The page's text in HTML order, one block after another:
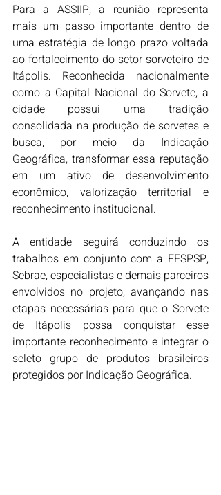
Para a ASSIIP, a reunião representa
mais um passo importante dentro de
uma estratégia de longo prazo voltada
ao fortalecimento do setor sorveteiro de
Itápolis. Reconhecida nacionalmente
como a Capital Nacional do Sorvete, a
cidade possui uma tradição
consolidada na produção de sorvetes e
busca, por meio da Indicação
Geográfica, transformar essa reputação
em um ativo de desenvolvimento
econômico, valorização territorial e
reconhecimento institucional.
A entidade seguirá conduzindo os
trabalhos em conjunto com a FESPSP,
Sebrae, especialistas e demais parceiros
envolvidos no projeto, avançando nas
etapas necessárias para que o Sorvete
de Itápolis possa conquistar esse
importante reconhecimento e integrar o
seleto grupo de produtos brasileiros
protegidos por Indicação Geográfica.